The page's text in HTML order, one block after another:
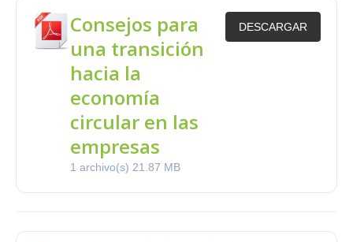
Consejos para
una transición
hacia la
economía
circular en las
empresas
1 archivo(s) 21.87 MB
DESCARGAR